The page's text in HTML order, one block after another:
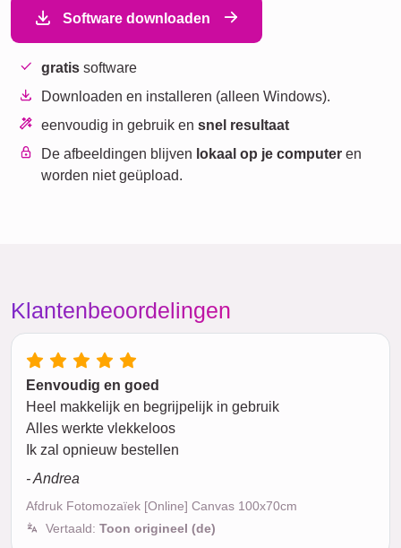
Software downloaden
gratis software
Downloaden en installeren (alleen Windows).
eenvoudig in gebruik ensnel resultaat
De afbeeldingen blijven lokaal op je computer en
worden niet geüpload.
Klantenbeoordelingen
Eenvoudig en goed
Heel makkelijk en begrijpelijk in gebruik
Alles werkte vlekkeloos
Ik zal opnieuw bestellen
- Andrea
Afdruk Fotomozaïek [Online] Canvas 100x70cm
Vertaald: Toon origineel (de)